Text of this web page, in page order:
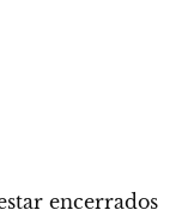
encerrados